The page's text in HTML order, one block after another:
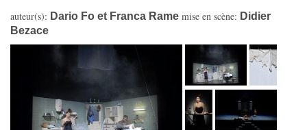
auteur(s): Dario Fo et Franca Rame mise en scène: Didier
Bezace